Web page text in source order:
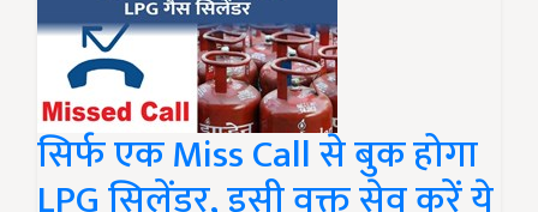
सिर्फ एक Miss Call से बुक होगा